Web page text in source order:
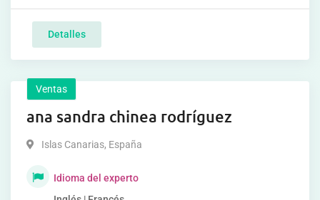
Detalles
Ventas
ana sandra chinea rodríguez
Islas Canarias, España
Idioma del experto